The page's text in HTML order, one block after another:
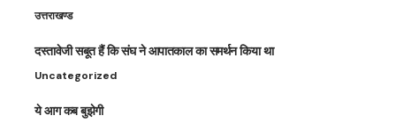
उत्तराखण्ड
दस्तावेजी सबूत हैं कि संघ ने आपातकाल का समर्थन किया था
Uncategorized
ये आग कब बुझेगी